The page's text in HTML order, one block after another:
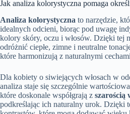
Jak analiza kolorystyczna pomaga
Analiza kolorystyczna to narzędzie,
idealnych odcieni, biorąc pod uwagę
kolory skóry, oczu i włosów. Dzięki tej
odróżnić ciepłe, zimne i neutralne
które harmonizują z naturalnymi
Dla kobiety o siwiejących włosach w
analiza staje się szczególnie
które doskonale współgrają z szarością
podkreślając ich naturalny urok. Dzięki